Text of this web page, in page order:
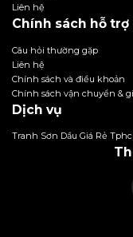
Liên hệ
Chính sách hỗ trợ
Câu hỏi thường gặp
Liên hệ
Chính sách và điều khoản
Chính sách vận chuyển &
Dịch vụ
Tranh Sơn Dầu Giá Rẻ